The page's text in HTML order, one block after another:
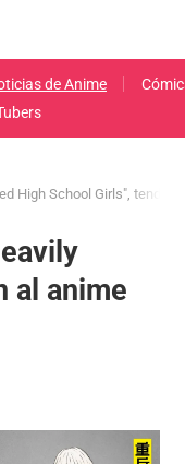
de Anime
High School Girls", tendrá
al anime